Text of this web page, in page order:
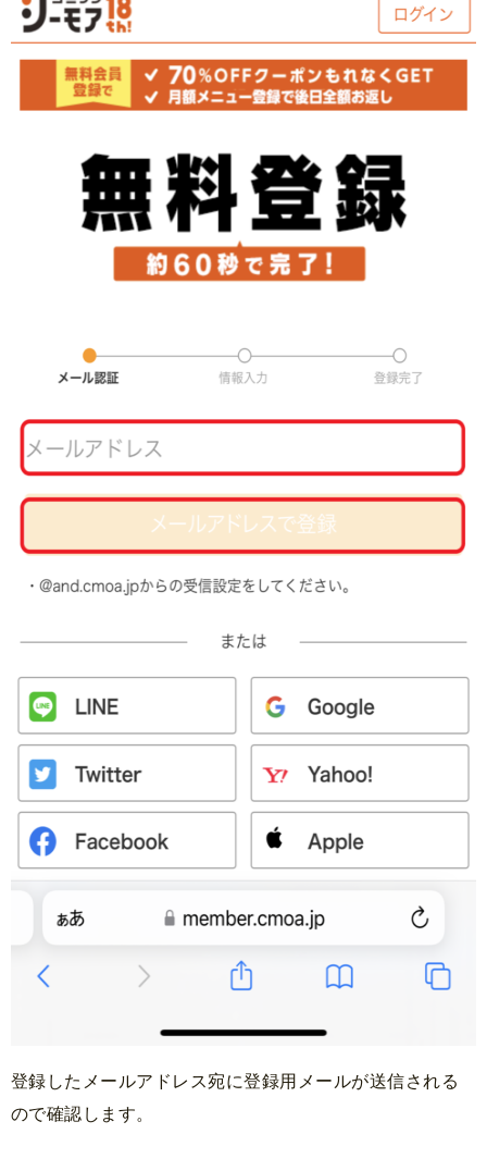
登録したメールアドレス宛に登録用メールが送信される
ので確認します。